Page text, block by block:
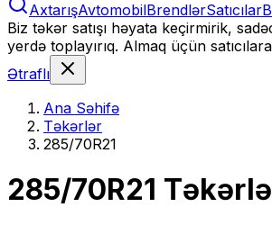
AxtarışAvtomobilBrendlərSatıcılar
Biz təkər satışı həyata keçirmirik,
yerdə toplayırıq. Almaq üçün
Ətraflı
Ana Səhifə
Təkərlər
285/70R21
285/70R21